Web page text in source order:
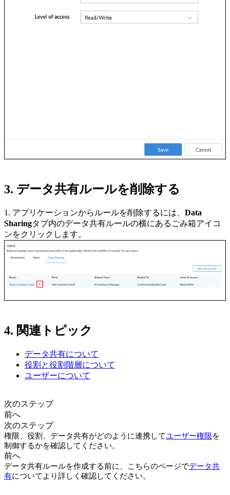
3. データ共有ルールを削除する
1. アプリケーションからルールを削除するには、 Data
Sharingタブ内のデータ共有ルールの横にあるごみ箱アイコ
ンをクリックします。
4. 関連トピック
データ共有について
役割と役割階層について
ユーザーについて
次のステップ
前へ
次のステップ
権限、役割、データ共有がどのように連携してユーザー権限を
制御するかを確認してください。
前へ
データ共有ルールを作成する前に、こちらのページでデータ共
有についてより詳しく確認してください。